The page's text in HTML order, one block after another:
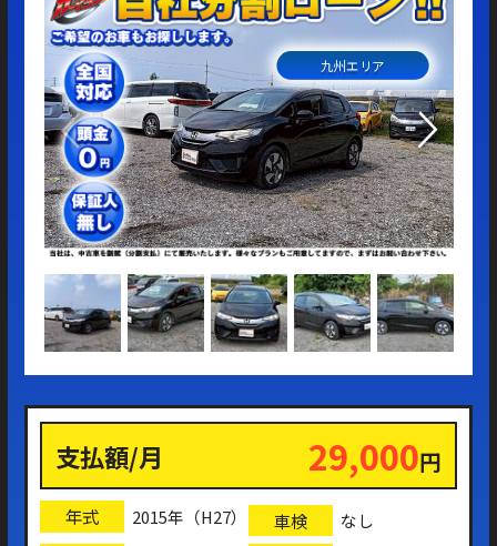
九州エリア
支払額/月 29,000円
年式 2015年（H27） 車検 なし